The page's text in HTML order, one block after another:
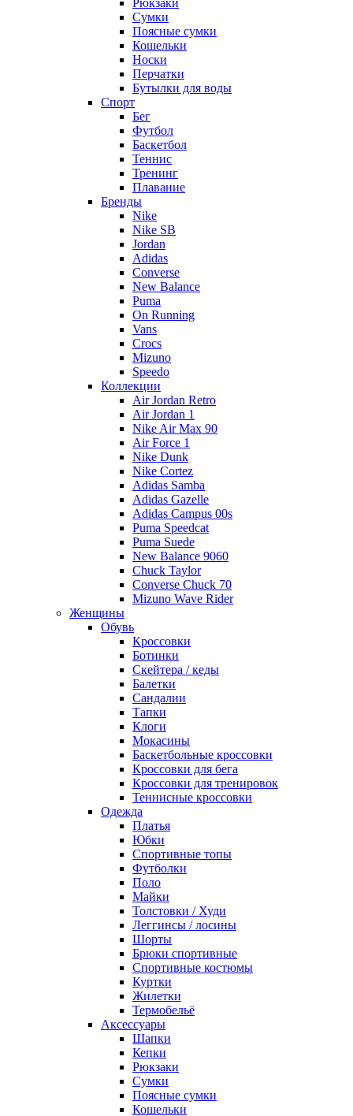
Сумки
Поясные сумки
Кошельки
Носки
Перчатки
Бутылки для воды
Спорт
Бег
Футбол
Баскетбол
Теннис
Тренинг
Плавание
Бренды
Nike
Nike SB
Jordan
Adidas
Converse
New Balance
Puma
On Running
Vans
Crocs
Mizuno
Speedo
Коллекции
Air Jordan Retro
Air Jordan 1
Nike Air Max 90
Air Force 1
Nike Dunk
Nike Cortez
Adidas Samba
Adidas Gazelle
Adidas Campus 00s
Puma Speedcat
Puma Suede
New Balance 9060
Chuck Taylor
Converse Chuck 70
Mizuno Wave Rider
Женщины
Обувь
Кроссовки
Ботинки
Скейтера / кеды
Балетки
Сандалии
Тапки
Клоги
Мокасины
Баскетбольные кроссовки
Кроссовки для бега
Кроссовки для тренировок
Теннисные кроссовки
Одежда
Платья
Юбки
Спортивные топы
Футболки
Поло
Майки
Толстовки / Худи
Леггинсы / лосины
Шорты
Брюки спортивные
Спортивные костюмы
Куртки
Жилетки
Термобельё
Аксессуары
Шапки
Кепки
Рюкзаки
Сумки
Поясные сумки
Кошельки